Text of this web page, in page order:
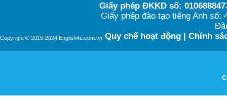
Copyright © 2015-2024 English4u.com.vn
Giấy phép ĐKKD số:
Giấy phép đào tạo tiếng Anh
Quy chế hoạt động| Chính